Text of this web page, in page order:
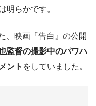
明らかです。
、映画『告白』の公開
監督の撮影中のパワハ
ント をしていました。